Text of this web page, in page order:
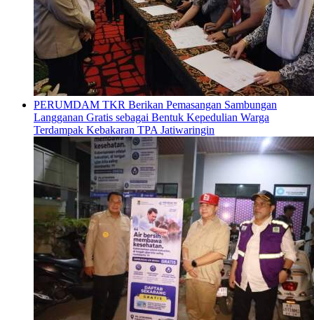
PERUMDAM TKR Berikan Pemasangan Sambungan
Langganan Gratis sebagai Bentuk Kepedulian Warga
Terdampak Kebakaran TPA Jatiwaringin